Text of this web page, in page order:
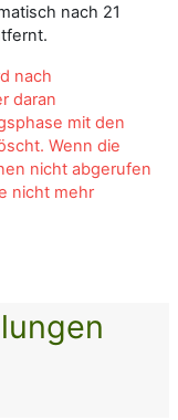
nach 21
nach
daran
mit den
Wenn die
nicht abgerufen
nicht mehr